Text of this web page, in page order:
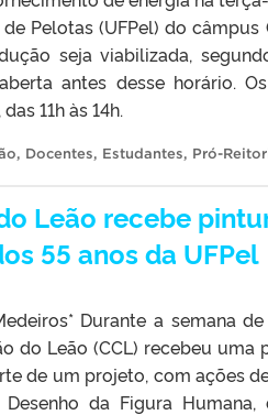
Pelotas (UFPel) do
seja viabilizada,
antes desse horário.
11h às 14h.
, Docentes, Estudantes, Pró-
Leão recebe
55 anos da UFPel
Durante a semana
do Leão (CCL) recebeu
de um projeto, com ações
da Figura